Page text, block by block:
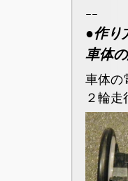
ｰｰ
●作り
車体
車体の
２輪走